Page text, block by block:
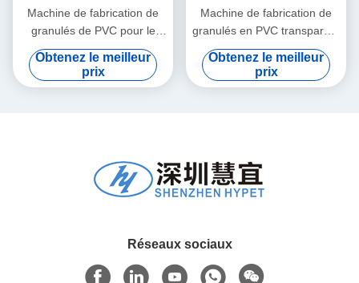
Machine de fabrication de
granulés de PVC pour le
matériel de PVC par injection
Obtenez le meilleur
prix
Machine de fabrication de
granulés en PVC transparent
/ ligne de pelletisation en
plastique
Obtenez le meilleur
prix
Réseaux sociaux